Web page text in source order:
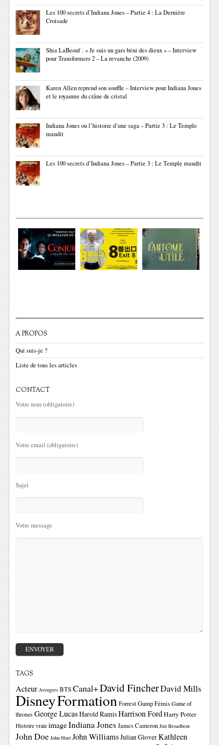
Les 100 secrets d’Indiana Jones – Partie 4 : La Dernière
Croisade
Shia LaBeouf : « Je suis un gars béni des dieux » – Interview
pour Transformers 2 – La revanche (2009)
Karen Allen reprend son souffle – Interview pour Indiana Jones
et le royaume du crâne de cristal
Indiana Jones ou l’histoire d’une saga – Partie 3 : Le Temple
maudit
Les 100 secrets d’Indiana Jones – Partie 3 : Le Temple maudit
A PROPOS
Qui suis-je ?
Liste de tous les articles
CONTACT
Votre nom (obligatoire)
Votre email (obligatoire)
Sujet
Votre message
TAGS
Acteur Avengers BTSCanal+David FincherDavid Mills
DisneyFormationForrest GumpFémis Game of
thrones George LucasHarold RamisHarrison FordHarry Potter
Histoire vraie imageIndiana Jones James Cameron Jim Broadbent
John Doe John Hurt John WilliamsJulian GloverKathleen